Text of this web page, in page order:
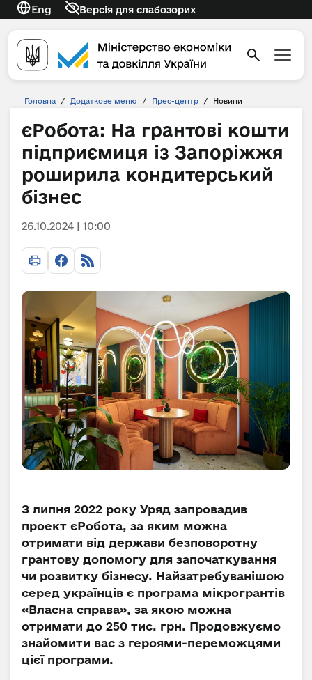
Eng Версія для слабозорих
Головна / Додаткове меню / Прес-центр / Новини
єРобота: На грантові кошти
підприємиця із Запоріжжя
роширила кондитерський
бізнес
26.10.2024 | 10:00
З липня 2022 року Уряд запровадив
проект єРобота, за яким можна
отримати від держави безповоротну
грантову допомогу для започаткування
чи розвитку бізнесу. Найзатребуванішою
серед українців є програма мікрогрантів
«Власна справа», за якою можна
отримати до 250 тис. грн. Продовжуємо
знайомити вас з героями-переможцями
цієї програми.